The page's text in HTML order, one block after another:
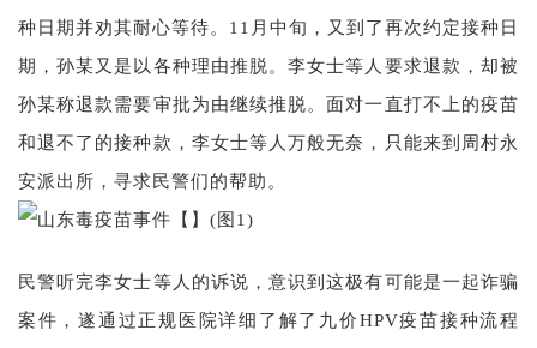
种日期并劝其耐心等待。11月中旬，又到了再次约定接种日
期，孙某又是以各种理由推脱。李女士等人要求退款，却被
孙某称退款需要审批为由继续推脱。面对一直打不上的疫苗
和退不了的接种款，李女士等人万般无奈，只能来到周村永
安派出所，寻求民警们的帮助。
民警听完李女士等人的诉说，意识到这极有可能是一起诈骗
案件，遂通过正规医院详细了解了九价HPV疫苗接种流程